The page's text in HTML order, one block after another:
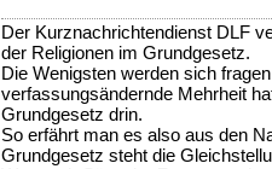
Der Kurznachrichtendienst DLF
der Religionen im Grundgesetz.
Die Wenigsten werden sich
verfassungsändernde Mehrheit
Grundgesetz drin.
So erfährt man es also aus den
Grundgesetz steht die